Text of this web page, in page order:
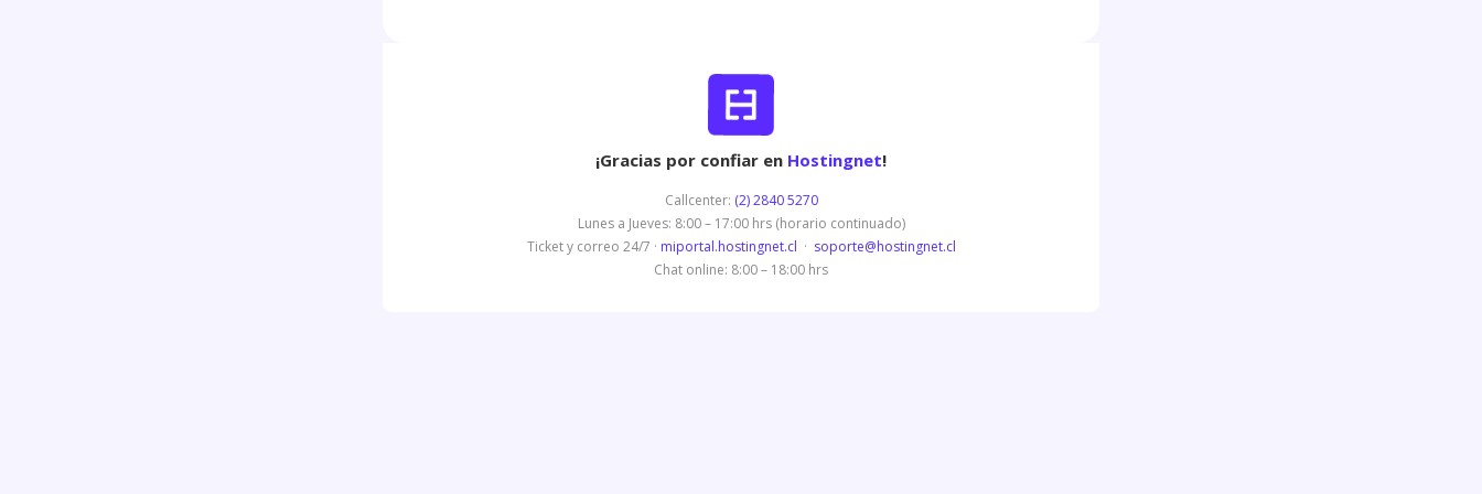
¡Gracias por confiar en Hostingnet!
Callcenter: (2) 2840 5270
Lunes a Jueves: 8:00 – 17:00 hrs (horario continuado)
Ticket y correo 24/7 · miportal.hostingnet.cl · soporte@hostingnet.cl
Chat online: 8:00 – 18:00 hrs